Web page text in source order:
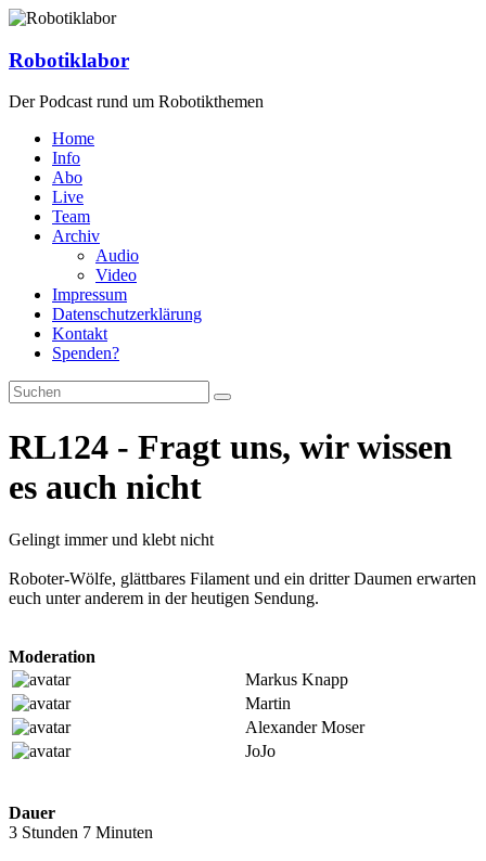
Zum
springen
Robotiklabor
Der Podcast rund um Robotikthemen
Home
Info
Abo
Live
Team
Archiv
Audio
Video
Impressum
Datenschutzerklärung
Kontakt
Spenden?
RL124 - Fragt uns, wir wissen
es auch nicht
Gelingt immer und klebt nicht
Roboter-Wölfe, glättbares Filament und ein dritter Daumen erwarten
euch unter anderem in der heutigen Sendung.
Moderation
Markus Knapp
Martin
Alexander Moser
JoJo
Dauer
3 Stunden 7 Minuten